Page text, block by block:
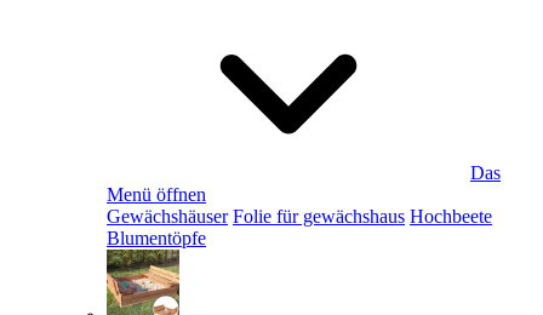
Das
Menü öffnen
Gewächshäuser Folie für gewächshaus Hochbeete
Blumentöpfe